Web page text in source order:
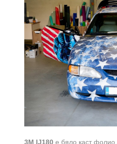
3M IJ180 e бяло каст